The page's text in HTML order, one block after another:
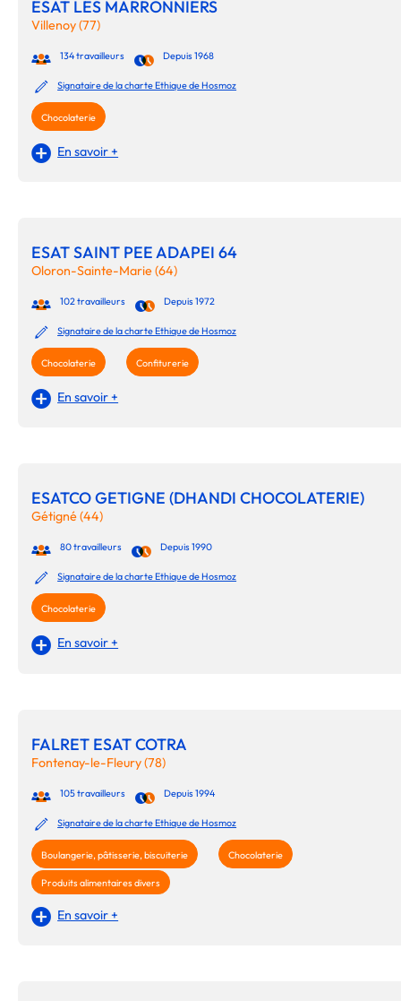
ESAT LES MARRONNIERS
Villenoy (77)
134 travailleurs Depuis 1968
Signataire de la charte Ethique de Hosmoz
Chocolaterie
En savoir +
ESAT SAINT PEE ADAPEI 64
Oloron-Sainte-Marie (64)
102 travailleurs Depuis 1972
Signataire de la charte Ethique de Hosmoz
Chocolaterie Confiturerie
En savoir +
ESATCO GETIGNE (DHANDI CHOCOLATERIE)
Gétigné (44)
80 travailleurs Depuis 1990
Signataire de la charte Ethique de Hosmoz
Chocolaterie
En savoir +
FALRET ESAT COTRA
Fontenay-le-Fleury (78)
105 travailleurs Depuis 1994
Signataire de la charte Ethique de Hosmoz
Boulangerie, pâtisserie, biscuiterie Chocolaterie
Produits alimentaires divers
En savoir +